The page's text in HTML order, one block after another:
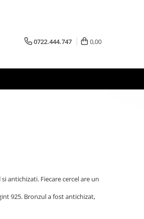
0722.444.747 0,00
antichizati. Fiecare cercel are un
925. Bronzul a fost antichizat,